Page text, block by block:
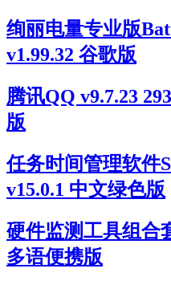
绚丽电量专业版
v1.99.32 谷歌版
腾讯QQ v9.7.23
版
任务时间管理软件
v15.0.1 中文绿色版
硬件监测工具组合
多语便携版